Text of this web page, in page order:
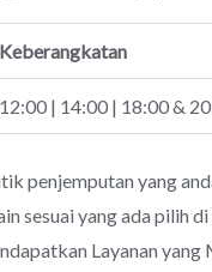
| 14:00 | 18:00 &
penjemputan yang
sesuai yang ada pilih
Layanan